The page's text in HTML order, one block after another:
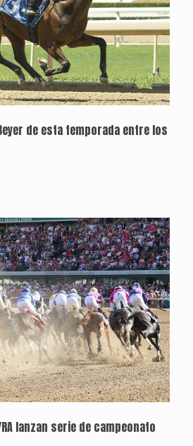
de esta temporada entre los
lanzan serie de campeonato